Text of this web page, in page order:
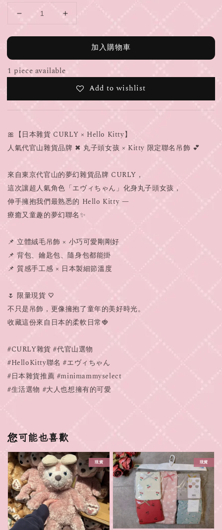
加入購物車
1 piece available
Add to wishlist
🎀【日本雜貨 CURLY × Hello Kitty】
人氣代官山雜貨品牌 ✖︎ 丸子頭女孩 × Kitty 限定聯名吊飾 💕
來自東京代官山的夢幻雜貨品牌 CURLY，
這次讓超人氣角色「エヴィちゃん」化身丸子頭女孩，
伸手擁抱我們最熟悉的 Hello Kitty —
療癒又童趣的夢幻聯名✨
📌 立體絨毛吊飾 × 小巧可愛剛剛好
📌 背包、鑰匙包、隨身包都能掛
📌 質感手工感 × 日本製細節溫度
🌷 限量現貨 ♡
不只是吊飾，更像擁抱了童年的美好時光。
收藏這份來自日本的柔軟日常🍓
#CURLY雜貨 #代官山選物
#HelloKitty聯名 #エヴィちゃん
#日本雜貨推薦 #minimammyselect
#生活選物 #大人也想擁有的可愛
您可能也喜歡
現貨 現貨